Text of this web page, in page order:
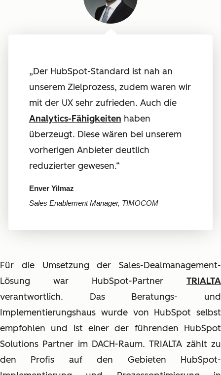
„Der HubSpot-Standard ist nah an
unserem Zielprozess, zudem waren wir
mit der UX sehr zufrieden. Auch die
Analytics-Fähigkeiten haben
überzeugt. Diese wären bei unserem
vorherigen Anbieter deutlich
reduzierter gewesen.“
Enver Yilmaz
Sales Enablement Manager, TIMOCOM
Für die Umsetzung der Sales-Dealmanagement-
Lösung war HubSpot-Partner TRIALTA
verantwortlich. Das Beratungs- und
Implementierungshaus wurde von HubSpot selbst
empfohlen und ist einer der führenden HubSpot
Solutions Partner im DACH-Raum. TRIALTA zählt zu
den Profis auf den Gebieten HubSpot-